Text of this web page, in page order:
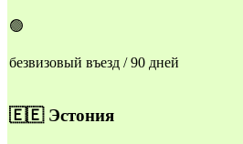
🟢
безвизовый въезд / 90 дней
🇪🇪 Эстония